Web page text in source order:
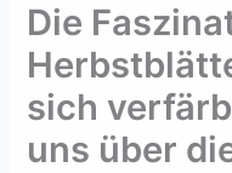
Die
sich
uns über